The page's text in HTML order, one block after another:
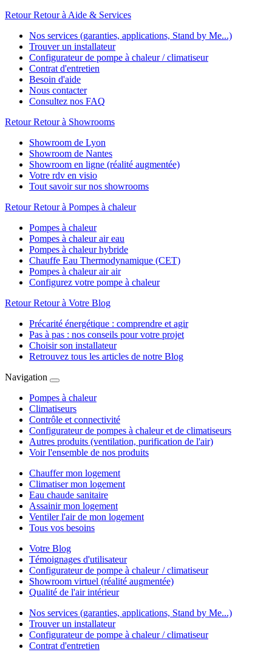
Retour Retour à Aide & Services
Nos services (garanties, applications, Stand by Me...)
Trouver un installateur
Configurateur de pompe à chaleur / climatiseur
Contrat d'entretien
Besoin d'aide
Nous contacter
Consultez nos FAQ
Retour Retour à Showrooms
Showroom de Lyon
Showroom de Nantes
Showroom en ligne (réalité augmentée)
Votre rdv en visio
Tout savoir sur nos showrooms
Retour Retour à Pompes à chaleur
Pompes à chaleur
Pompes à chaleur air eau
Pompes à chaleur hybride
Chauffe Eau Thermodynamique (CET)
Pompes à chaleur air air
Configurez votre pompe à chaleur
Retour Retour à Votre Blog
Précarité énergétique : comprendre et agir
Pas à pas : nos conseils pour votre projet
Choisir son installateur
Retrouvez tous les articles de notre Blog
Navigation
Pompes à chaleur
Climatiseurs
Contrôle et connectivité
Configurateur de pompes à chaleur et de climatiseurs
Autres produits (ventilation, purification de l'air)
Voir l'ensemble de nos produits
Chauffer mon logement
Climatiser mon logement
Eau chaude sanitaire
Assainir mon logement
Ventiler l'air de mon logement
Tous vos besoins
Votre Blog
Témoignages d'utilisateur
Configurateur de pompe à chaleur / climatiseur
Showroom virtuel (réalité augmentée)
Qualité de l'air intérieur
Nos services (garanties, applications, Stand by Me...)
Trouver un installateur
Configurateur de pompe à chaleur / climatiseur
Contrat d'entretien